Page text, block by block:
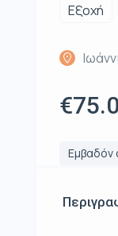
Εξοχή
Εμβαδόν